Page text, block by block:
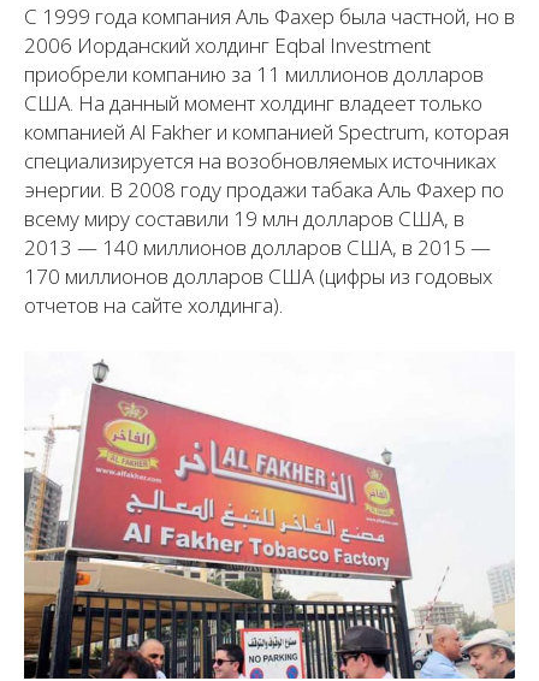
С 1999 года компания Аль Фахер была частной, но в
2006 Иорданский холдинг Eqbal Investment
приобрели компанию за 11 миллионов долларов
США. На данный момент холдинг владеет только
компанией Al Fakher и компанией Spectrum, которая
специализируется на возобновляемых источниках
энергии. В 2008 году продажи табака Аль Фахер по
всему миру составили 19 млн долларов США, в
2013 — 140 миллионов долларов США, в 2015 —
170 миллионов долларов США (цифры из годовых
отчетов на сайте холдинга).